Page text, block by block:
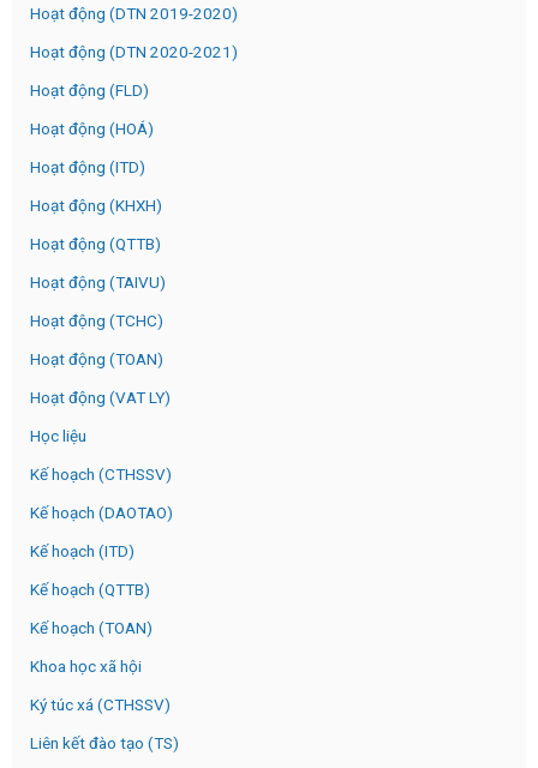
Hoạt động (DTN 2019-2020)
Hoạt động (DTN 2020-2021)
Hoạt động (FLD)
Hoạt động (HOÁ)
Hoạt động (ITD)
Hoạt động (KHXH)
Hoạt động (QTTB)
Hoạt động (TAIVU)
Hoạt động (TCHC)
Hoạt động (TOAN)
Hoạt động (VAT LY)
Học liệu
Kế hoạch (CTHSSV)
Kế hoạch (DAOTAO)
Kế hoạch (ITD)
Kế hoạch (QTTB)
Kế hoạch (TOAN)
Khoa học xã hội
Ký túc xá (CTHSSV)
Liên kết đào tạo (TS)